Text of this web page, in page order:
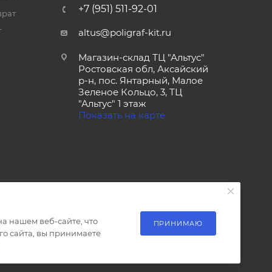
+7 (951) 511-92-01
altus@poligraf-kit.ru
Магазин-склад ТЦ "Альтус"
Ростовская обл, Аксайский
р-н, пос. Янтарный, Малое
Зеленое Кольцо, 3, ТЦ
"Альтус" 1 этаж
Показать на карте
нашем веб-сайте, что
сайта, вы принимаете
ПРИНИМАЮ